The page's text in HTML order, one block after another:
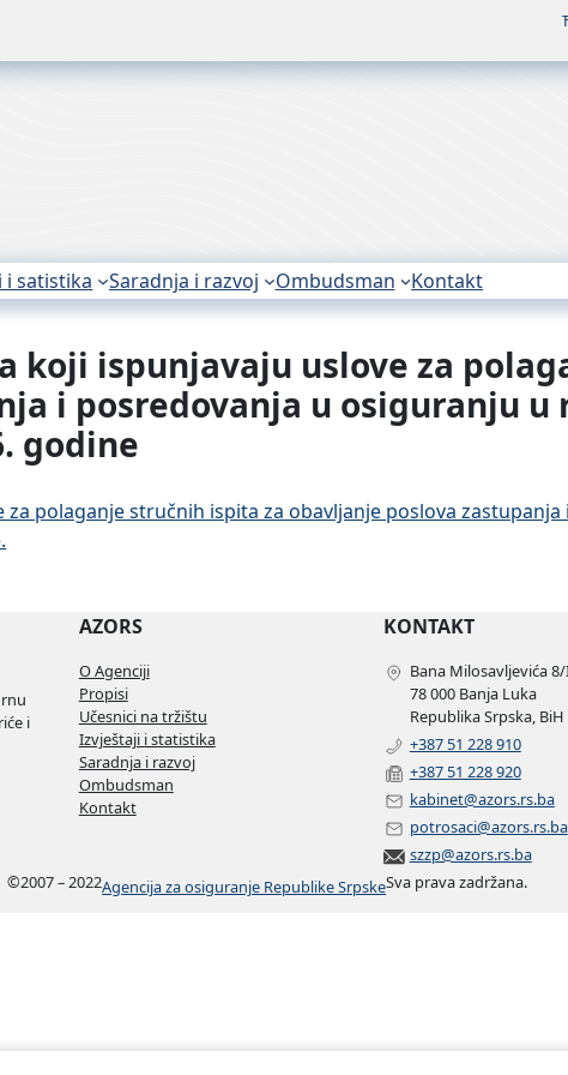
i satistika Saradnja i razvoj Ombudsman Kontakt
koji ispunjavaju uslove za
i posredovanja u osiguranju
godine
polaganje stručnih ispita za obavljanje poslova
i
AZORS
O Agenciji
Propisi
Učesnici na tržištu
Izvještaji i statistika
Saradnja i razvoj
Ombudsman
Kontakt
KONTAKT
Bana Milosavljevića
78 000 Banja Luka
Republika Srpska, BiH
+387 51 228 910
+387 51 228 920
kabinet@azors.rs.ba
potrosaci@azors.rs.ba
szzp@azors.rs.ba
©2007 – 2022Agencija za osiguranje Republike SrpskeSva prava zadržana.